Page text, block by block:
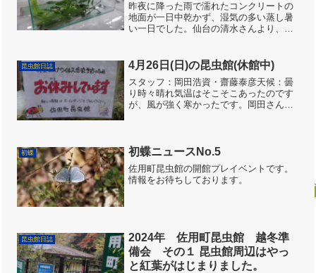
昨夜に降った雨で濡れたコンクリートの
地面が一日中乾かず、湿気の多い蒸し暑
い一日でした。仙台の清水さんより、今
たクワガタマンションの代わりに、急遽
クワガタアパートを建設しま...
昆虫館日誌 4月26日(日)の昆虫館(休館中)
スタッフ：岡田浩資・齋藤泰彦天候：曇
り時々晴れ気温はそこそこあったのです
が、風が強く寒かったです。岡田さん曰
へ放流しました。岡田さん...
初蝶 初蝶ニュースNo.5
佐用町昆虫館の開館プレイベントです。
情報をお待ちしております。
昆虫館日誌
2024年 佐用町昆虫館 越冬準
備会 その１ 昆虫館周辺はやっ
と紅葉がはじまりました。